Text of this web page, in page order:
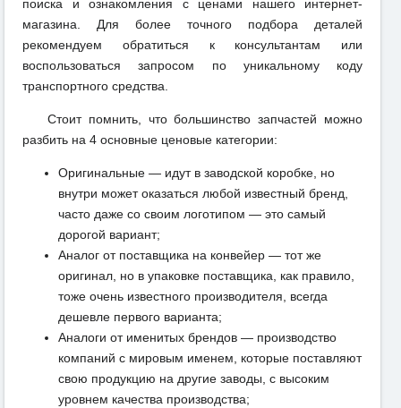
поиска и ознакомления с ценами нашего интернет-
магазина. Для более точного подбора деталей
рекомендуем обратиться к консультантам или
воспользоваться запросом по уникальному коду
транспортного средства.
Стоит помнить, что большинство запчастей можно
разбить на 4 основные ценовые категории:
Оригинальные — идут в заводской коробке, но
внутри может оказаться любой известный бренд,
часто даже со своим логотипом — это самый
дорогой вариант;
Аналог от поставщика на конвейер — тот же
оригинал, но в упаковке поставщика, как правило,
тоже очень известного производителя, всегда
дешевле первого варианта;
Аналоги от именитых брендов — производство
компаний с мировым именем, которые поставляют
свою продукцию на другие заводы, с высоким
уровнем качества производства;